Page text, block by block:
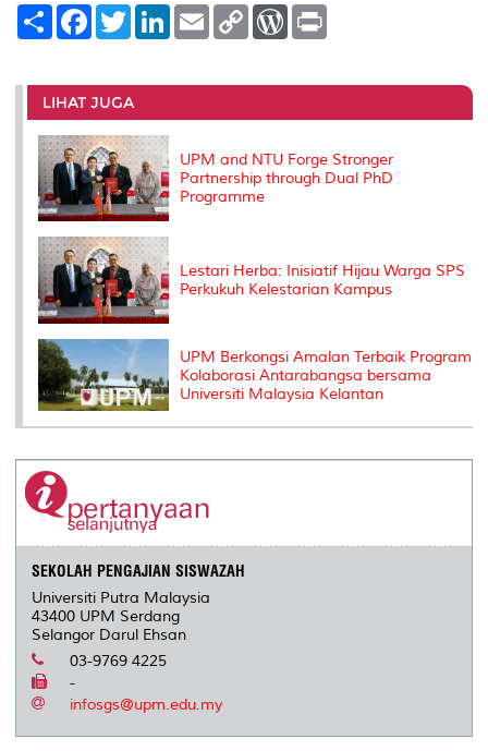
S
e
F
a
b
o
o
k
T
w
t
e
r
L
e
I
E
m
l
C
L
n
W
P
e
s
t
LIHAT JUGA
UPM and NTU Forge Stronger
Partnership through Dual PhD
Programme
Lestari Herba: Inisiatif Hijau Warga SPS
Perkukuh Kelestarian Kampus
UPM Berkongsi Amalan Terbaik Program
Kolaborasi Antarabangsa bersama
Universiti Malaysia Kelantan
SEKOLAH PENGAJIAN SISWAZAH
Universiti Putra Malaysia
43400 UPM Serdang
Selangor Darul Ehsan
03-9769 4225
-
infosgs@upm.edu.my